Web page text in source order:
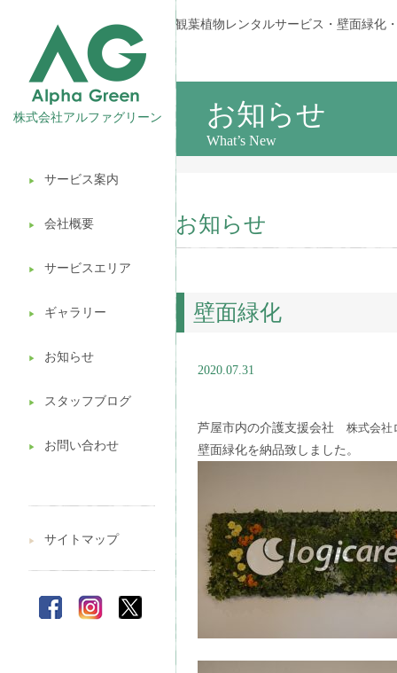
株式会社アルファグリーン
▶︎ サービス案内
▶︎ 会社概要
▶︎ サービスエリア
▶︎ ギャラリー
▶︎ お知らせ
▶︎ スタッフブログ
▶︎ お問い合わせ
観葉植物レンタル
壁面緑化
ギフト販売
造園ガーデニング
植木処分
▶︎ サイトマップ
観葉植物レンタルサービス・壁面緑化
お知らせ
What’s New
お知らせ
壁面緑化
2020.07.31
芦屋市内の介護支援会社 株式会社
壁面緑化を納品致しました。